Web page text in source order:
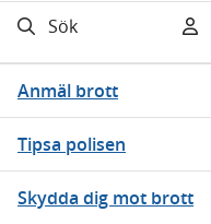
Sök
Anmäl brott
Tipsa polisen
Skydda dig mot brott